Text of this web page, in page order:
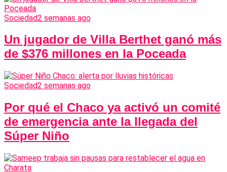
Sociedad2 semanas ago
Un jugador de Villa Berthet ganó más
de $376 millones en la Poceada
Sociedad2 semanas ago
Por qué el Chaco ya activó un comité
de emergencia ante la llegada del
Súper Niño